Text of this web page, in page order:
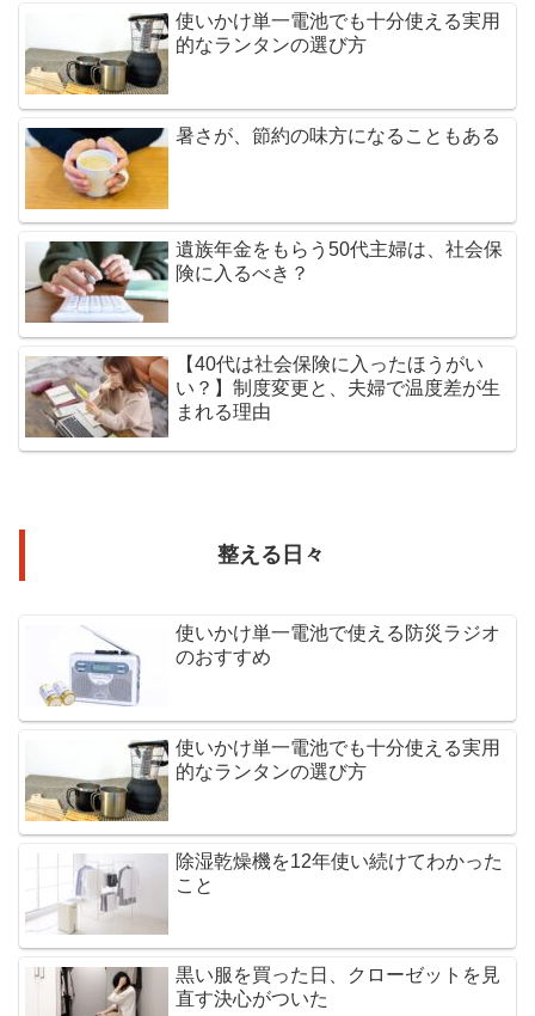
使いかけ単一電池でも十分使える実用
的なランタンの選び方
暑さが、節約の味方になることもある
遺族年金をもらう50代主婦は、社会保
険に入るべき？
【40代は社会保険に入ったほうがい
い？】制度変更と、夫婦で温度差が生
まれる理由
整える日々
使いかけ単一電池で使える防災ラジオ
のおすすめ
使いかけ単一電池でも十分使える実用
的なランタンの選び方
除湿乾燥機を12年使い続けてわかった
こと
黒い服を買った日、クローゼットを見
直す決心がついた